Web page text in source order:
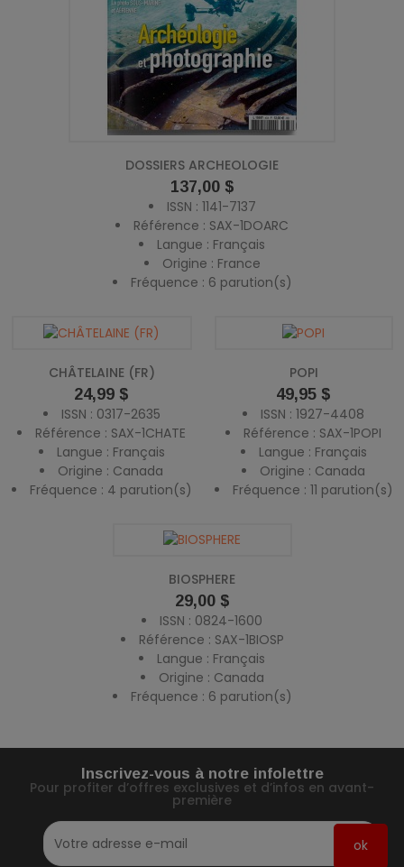
DOSSIERS ARCHEOLOGIE
Prix
137,00 $
ISSN : 1141-7137
Référence : SAX-1DOARC
Langue : Français
Origine : France
Fréquence : 6 parution(s)
CHÂTELAINE (FR)
Prix
24,99 $
ISSN : 0317-2635
Référence : SAX-1CHATE
Langue : Français
Origine : Canada
Fréquence : 4 parution(s)
POPI
Prix
49,95 $
ISSN : 1927-4408
Référence : SAX-1POPI
Langue : Français
Origine : Canada
Fréquence : 11 parution(s)
BIOSPHERE
Prix
29,00 $
ISSN : 0824-1600
Référence : SAX-1BIOSP
Langue : Français
Origine : Canada
Fréquence : 6 parution(s)
Inscrivez-vous à notre infolettre
Pour profiter d’offres exclusives et d’infos en avant-
première